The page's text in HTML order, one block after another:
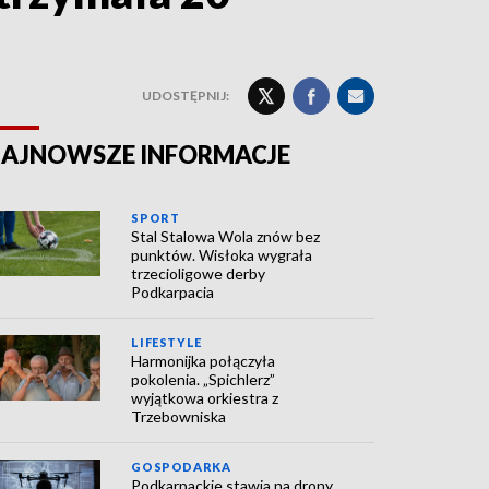
UDOSTĘPNIJ:
INFORMACJE
SPORT
Stal Stalowa Wola znów bez
punktów. Wisłoka wygrała
trzecioligowe derby
Podkarpacia
LIFESTYLE
Harmonijka połączyła
pokolenia. „Spichlerz”
wyjątkowa orkiestra z
Trzebowniska
GOSPODARKA
Podkarpackie stawia na drony,